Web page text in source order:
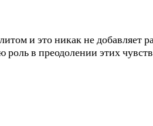
и это никак не добавляет
в преодолении этих